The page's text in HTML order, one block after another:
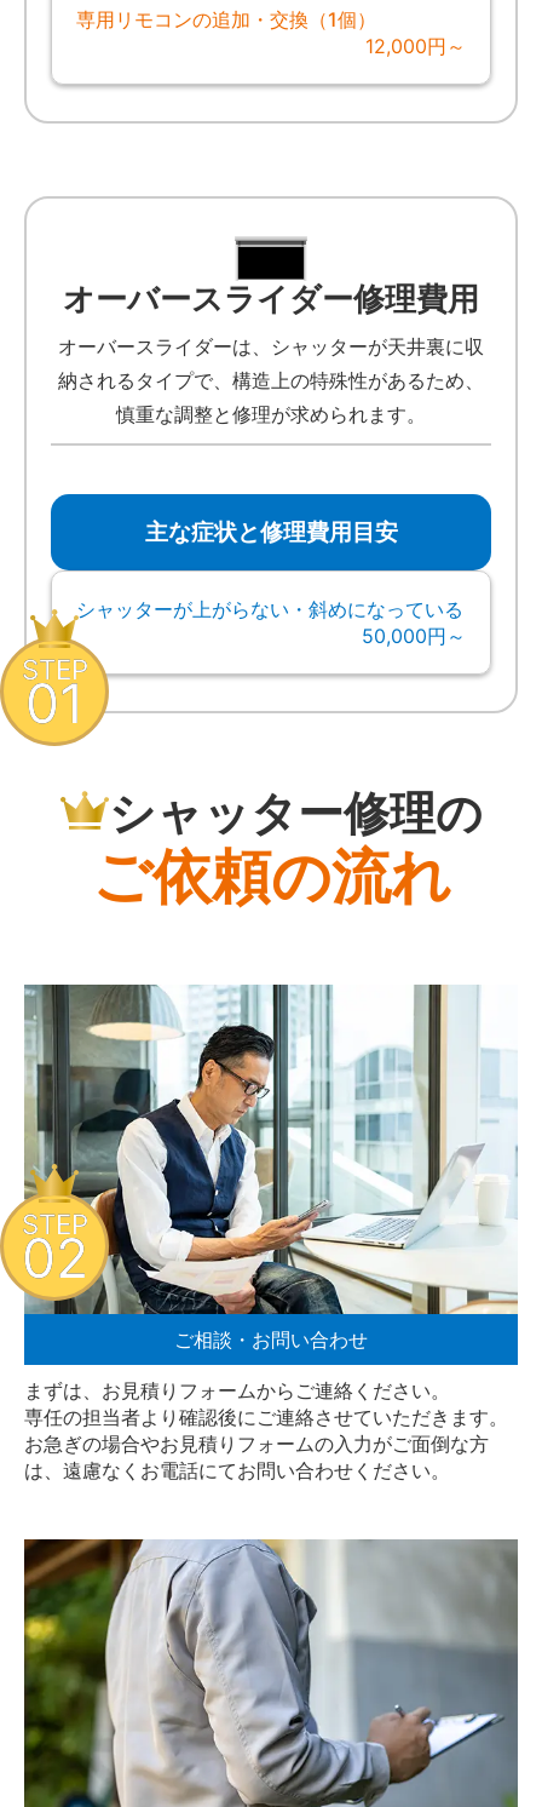
専用リモコンの追加・交換（1個）
12,000円～
オーバースライダー修理費用
オーバースライダーは、シャッターが天井裏に収
納されるタイプで、構造上の特殊性があるため、
慎重な調整と修理が求められます。
主な症状と修理費用目安
シャッターが上がらない・斜めになっている
50,000円～
シャッター修理の
ご依頼の流れ
STEP
01
ご相談・お問い合わせ
まずは、お見積りフォームからご連絡ください。
専任の担当者より確認後にご連絡させていただきます。
お急ぎの場合やお見積りフォームの入力がご面倒な方
は、遠慮なく お電話にてお問い合わせください。
STEP
02